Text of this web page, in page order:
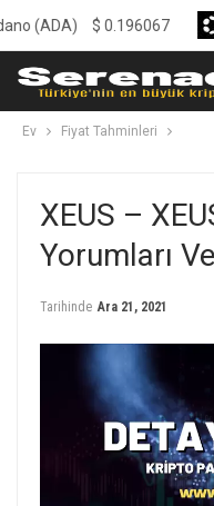
Ev Fiyat Tahminleri
XEUS –
Yorumları
Tarihinde Ara 21, 2021
$0.196067